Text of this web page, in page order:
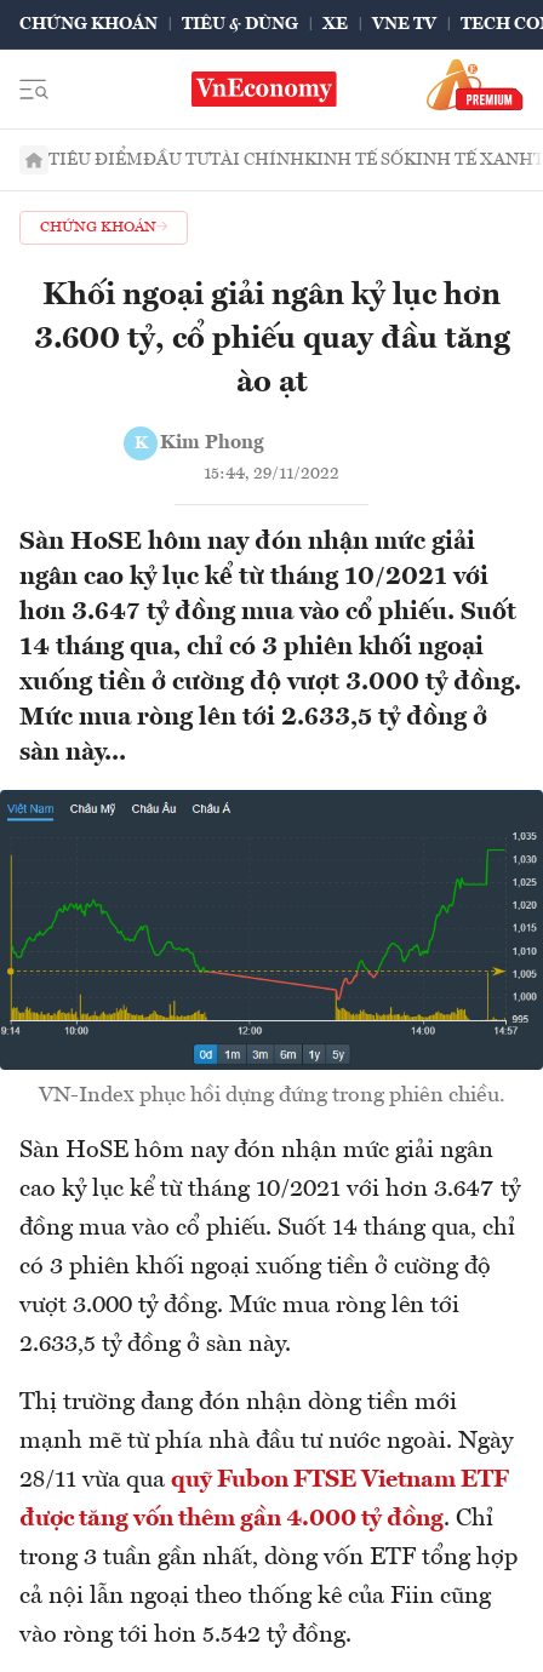
CHỨNG KHOÁN TIÊU & DÙNG XE VNE TV TECH
TIÊU ĐIỂMĐẦU TƯTÀI CHÍNHKINH TẾ SỐKINH TẾ XANH
CHỨNG KHOÁN
Khối ngoại giải ngân kỷ lục hơn
3.600 tỷ, cổ phiếu quay đầu tăng
ào ạt
K Kim Phong
15:44, 29/11/2022
Sàn HoSE hôm nay đón nhận mức giải
ngân cao kỷ lục kể từ tháng 10/2021 với
hơn 3.647 tỷ đồng mua vào cổ phiếu. Suốt
14 tháng qua, chỉ có 3 phiên khối ngoại
xuống tiền ở cường độ vượt 3.000 tỷ đồng.
Mức mua ròng lên tới 2.633,5 tỷ đồng ở
sàn này...
VN-Index phục hồi dựng đứng trong phiên chiều.
Sàn HoSE hôm nay đón nhận mức giải ngân
cao kỷ lục kể từ tháng 10/2021 với hơn 3.647 tỷ
đồng mua vào cổ phiếu. Suốt 14 tháng qua, chỉ
có 3 phiên khối ngoại xuống tiền ở cường độ
vượt 3.000 tỷ đồng. Mức mua ròng lên tới
2.633,5 tỷ đồng ở sàn này.
Thị trường đang đón nhận dòng tiền mới
mạnh mẽ từ phía nhà đầu tư nước ngoài. Ngày
28/11 vừa qua quỹ Fubon FTSE Vietnam ETF
được tăng vốn thêm gần 4.000 tỷ đồng. Chỉ
trong 3 tuần gần nhất, dòng vốn ETF tổng hợp
cả nội lẫn ngoại theo thống kê của Fiin cũng
vào ròng tới hơn 5.542 tỷ đồng.